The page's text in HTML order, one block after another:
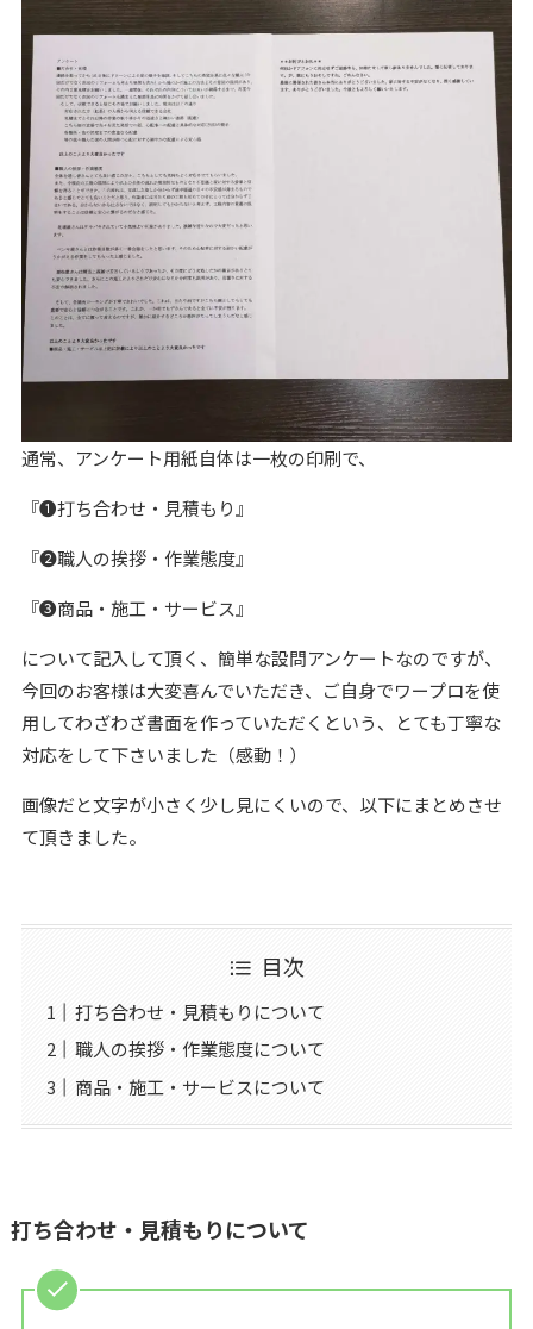
通常、アンケート用紙自体は一枚の印刷で、
『❶打ち合わせ・見積もり』
『❷職人の挨拶・作業態度』
『❸商品・施工・サービス』
について記入して頂く、簡単な設問アンケートなのですが、
今回のお客様は大変喜んでいただき、ご自身でワープロを使
用してわざわざ書面を作っていただくという、とても丁寧な
対応をして下さいました（感動！）
画像だと文字が小さく少し見にくいので、以下にまとめさせ
て頂きました。
目次
打ち合わせ・見積もりについて
職人の挨拶・作業態度について
商品・施工・サービスについて
打ち合わせ・見積もりについて